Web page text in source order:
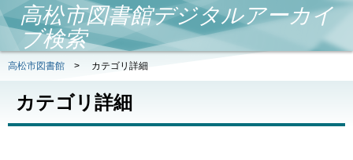
高松市図書館デジタルアーカイ
ブ検索
高松市図書館 > カテゴリ詳細
カテゴリ詳細